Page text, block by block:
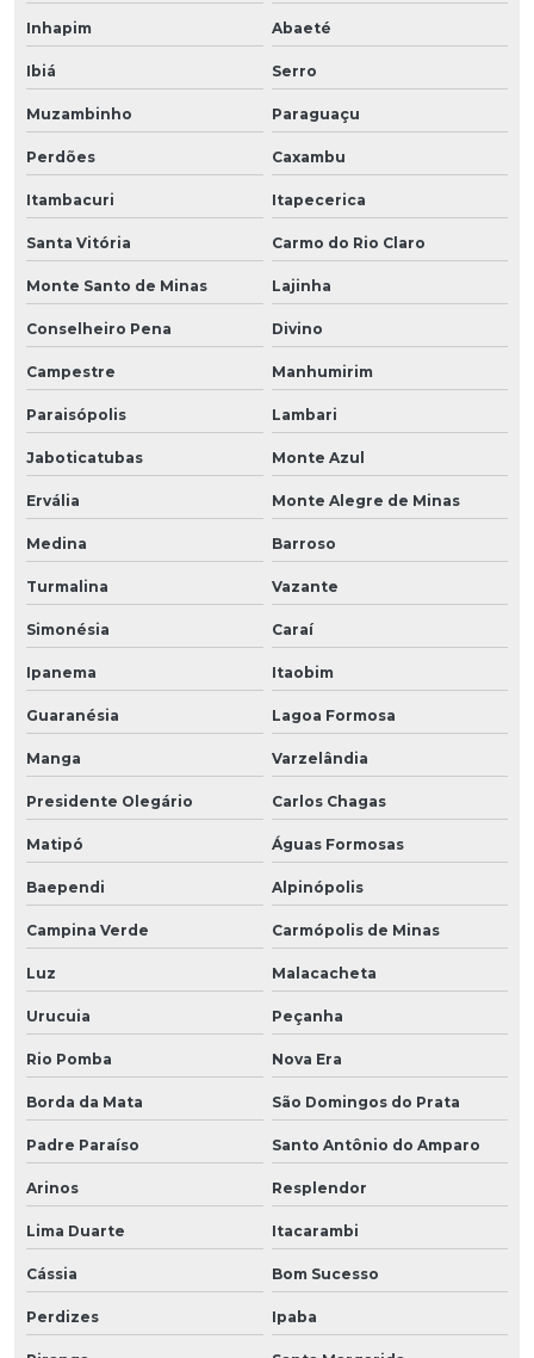
Inhapim Abaeté
Ibiá Serro
Muzambinho Paraguaçu
Perdões Caxambu
Itambacuri Itapecerica
Santa Vitória Carmo do Rio Claro
Monte Santo de Minas Lajinha
Conselheiro Pena Divino
Campestre Manhumirim
Paraisópolis Lambari
Jaboticatubas Monte Azul
Ervália Monte Alegre de Minas
Medina Barroso
Turmalina Vazante
Simonésia Caraí
Ipanema Itaobim
Guaranésia Lagoa Formosa
Manga Varzelândia
Presidente Olegário Carlos Chagas
Matipó Águas Formosas
Baependi Alpinópolis
Campina Verde Carmópolis de Minas
Luz Malacacheta
Urucuia Peçanha
Rio Pomba Nova Era
Borda da Mata São Domingos do Prata
Padre Paraíso Santo Antônio do Amparo
Arinos Resplendor
Lima Duarte Itacarambi
Cássia Bom Sucesso
Perdizes Ipaba